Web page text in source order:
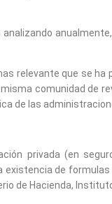
relevante que se
comunidad de
de las
privada (en
de
de Hacienda, Instituto